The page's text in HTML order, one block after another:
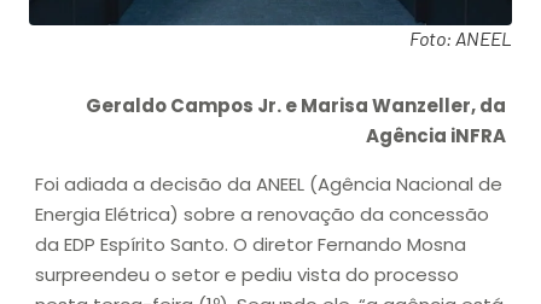
Foto: ANEEL
Geraldo Campos Jr. e Marisa Wanzeller, da
Agência iNFRA
Foi adiada a decisão da ANEEL (Agência Nacional de
Energia Elétrica) sobre a renovação da concessão
da EDP Espírito Santo. O diretor Fernando Mosna
surpreendeu o setor e pediu vista do processo